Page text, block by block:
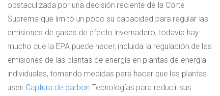
obstaculizada por una decisión reciente de la Corte
Suprema que limitó un poco su capacidad para regular las
emisiones de gases de efecto invernadero, todavía hay
mucho que la EPA puede hacer, incluida la regulación de las
emisiones de las plantas de energía en plantas de energía
individuales, tomando medidas para hacer que las plantas
usen Captura de carbon Tecnologías para reducir sus